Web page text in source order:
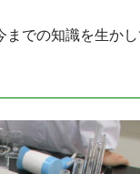
での知識を生かし